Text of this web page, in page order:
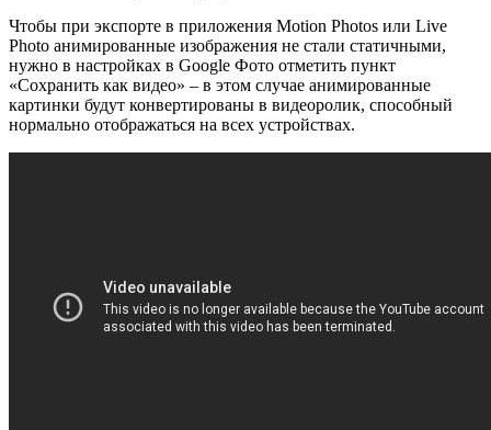
Чтобы при экспорте в приложения Motion Photos или Live
Photo анимированные изображения не стали статичными,
нужно в настройках в Google Фото отметить пункт
«Сохранить как видео» – в этом случае анимированные
картинки будут конвертированы в видеоролик, способный
нормально отображаться на всех устройствах.